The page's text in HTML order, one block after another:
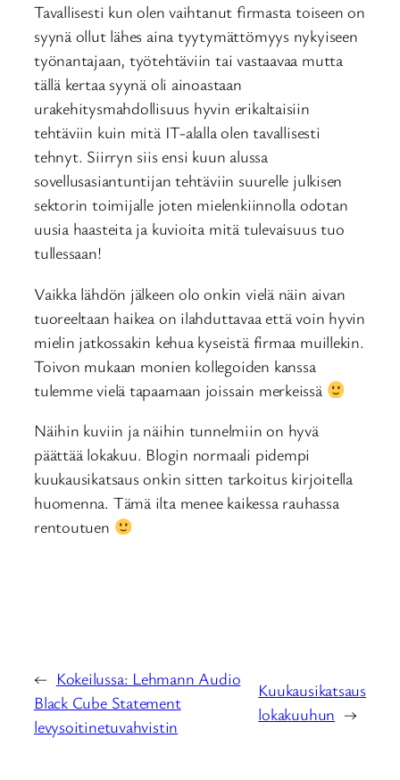
Tavallisesti kun olen vaihtanut firmasta toiseen on
syynä ollut lähes aina tyytymättömyys nykyiseen
työnantajaan, työtehtäviin tai vastaavaa mutta
tällä kertaa syynä oli ainoastaan
urakehitysmahdollisuus hyvin erikaltaisiin
tehtäviin kuin mitä IT-alalla olen tavallisesti
tehnyt. Siirryn siis ensi kuun alussa
sovellusasiantuntijan tehtäviin suurelle julkisen
sektorin toimijalle joten mielenkiinnolla odotan
uusia haasteita ja kuvioita mitä tulevaisuus tuo
tullessaan!
Vaikka lähdön jälkeen olo onkin vielä näin aivan
tuoreeltaan haikea on ilahduttavaa että voin hyvin
mielin jatkossakin kehua kyseistä firmaa muillekin.
Toivon mukaan monien kollegoiden kanssa
tulemme vielä tapaamaan joissain merkeissä
Näihin kuviin ja näihin tunnelmiin on hyvä
päättää lokakuu. Blogin normaali pidempi
kuukausikatsaus onkin sitten tarkoitus kirjoitella
huomenna. Tämä ilta menee kaikessa rauhassa
rentoutuen
← Kokeilussa: Lehmann Audio
Black Cube Statement
levysoitinetuvahvistin
Kuukausikatsaus
lokakuuhun →